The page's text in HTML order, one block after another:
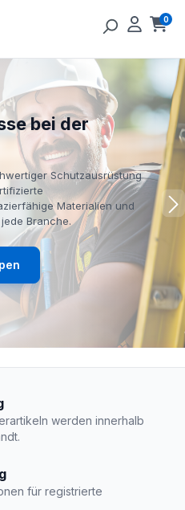
0
bei der
Schutzausrüstung
Materialien und
Branche.
|
werden innerhalb
für registrierte